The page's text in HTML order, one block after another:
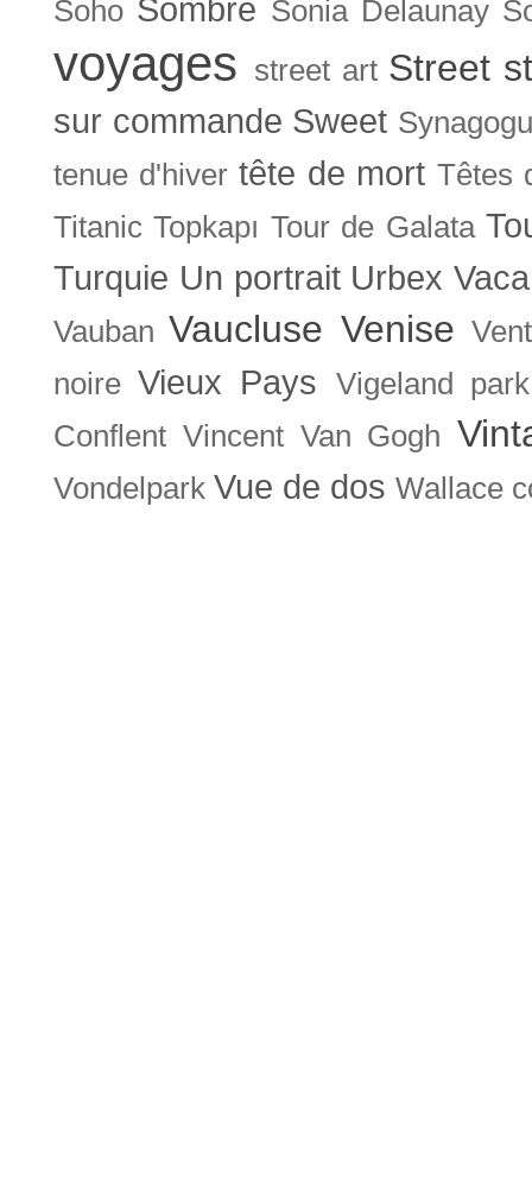
Soho Sombre Sonia Delaunay
voyages street art Street
sur commande Sweet
tenue d'hiver tête de mort Têtes
Titanic Topkapı Tour de Galata
Turquie Un portrait Urbex
Vauban Vaucluse Venise
noire Vieux Pays
Vigeland park
Conflent Vincent Van Gogh
Vondelpark Vue de dos Wallace